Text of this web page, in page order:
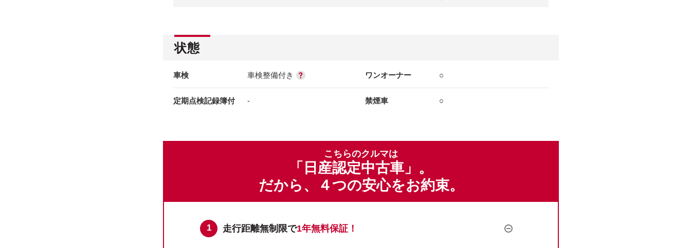
状態
車検 車検整備付き ワンオーナー ○
定期点検記録簿付 - 禁煙車 ○
こちらのクルマは
「日産認定中古車」。
だから、４つの安心をお約束。
走行距離無制限で1年無料保証！